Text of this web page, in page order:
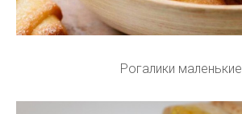
Рогалики маленькие